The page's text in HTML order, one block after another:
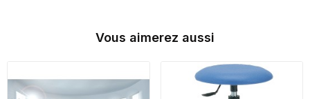
Vous aimerez aussi